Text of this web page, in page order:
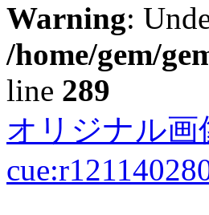
Warning:
/home/gem/
line 289
オリジナル画